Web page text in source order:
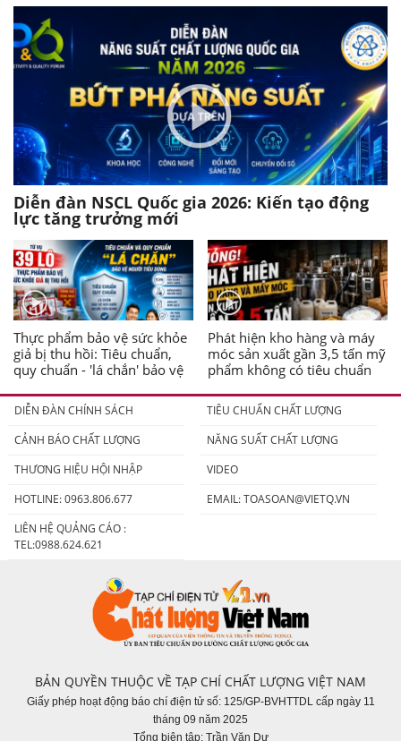
Diễn đàn NSCL Quốc gia 2026: Kiến tạo động
lực tăng trưởng mới
Thực phẩm bảo vệ sức khỏe
giả bị thu hồi: Tiêu chuẩn,
quy chuẩn - 'lá chắn' bảo vệ
Phát hiện kho hàng và máy
móc sản xuất gần 3,5 tấn mỹ
phẩm không có tiêu chuẩn
DIỄN ĐÀN CHÍNH SÁCH
TIÊU CHUẨN CHẤT LƯỢNG
CẢNH BÁO CHẤT LƯỢNG
NĂNG SUẤT CHẤT LƯỢNG
THƯƠNG HIỆU HỘI NHẬP
VIDEO
HOTLINE: 0963.806.677
EMAIL:TOASOAN@VIETQ.VN
LIÊN HỆ QUẢNG CÁO :
TEL:0988.624.621
BẢN QUYỀN THUỘC VỀ TẠP CHÍ CHẤT LƯỢNG VIỆT NAM
Giấy phép hoạt động báo chí điện tử số: 125/GP-BVHTTDL cấp ngày 11
tháng 09 năm 2025
Tổng biên tập: Trần Văn Dư